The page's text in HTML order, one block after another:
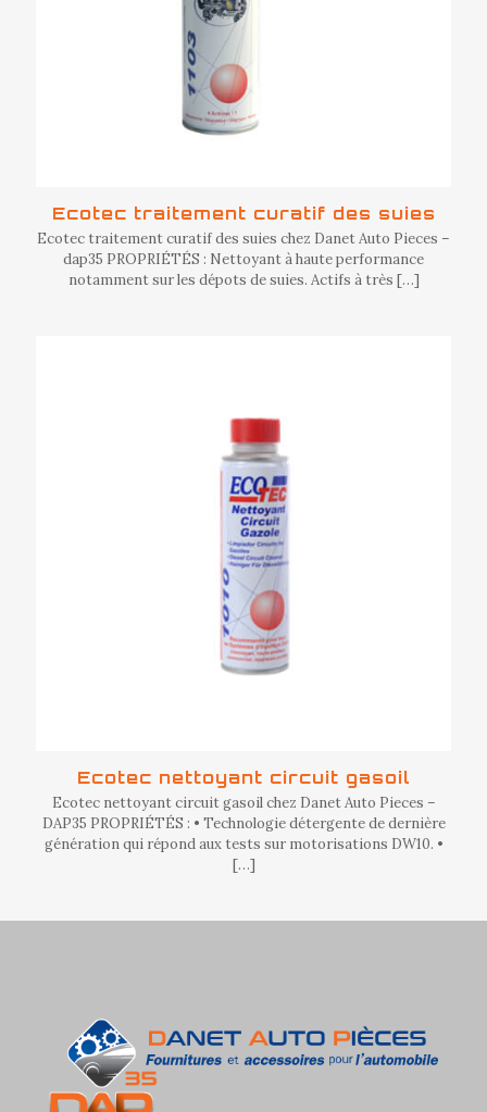
Ecotec traitement curatif des suies
Ecotec traitement curatif des suies chez Danet Auto Pieces –
dap35 PROPRIÉTÉS : Nettoyant à haute performance
notamment sur les dépots de suies. Actifs à très […]
Ecotec nettoyant circuit gasoil
Ecotec nettoyant circuit gasoil chez Danet Auto Pieces –
DAP35 PROPRIÉTÉS : • Technologie détergente de dernière
génération qui répond aux tests sur motorisations DW10. •
[…]